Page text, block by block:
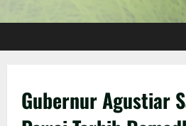
Gubernur Agustiar